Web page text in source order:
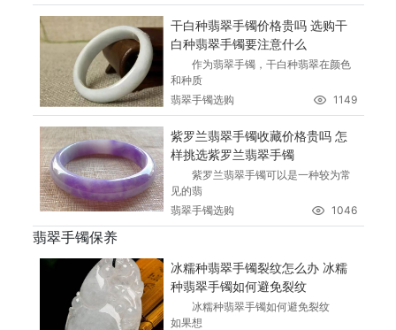
干白种翡翠手镯价格贵吗 选购干
白种翡翠手镯要注意什么
作为翡翠手镯，干白种翡翠在颜色
和种质
翡翠手镯选购
1149
紫罗兰翡翠手镯收藏价格贵吗 怎
样挑选紫罗兰翡翠手镯
紫罗兰翡翠手镯可以是一种较为常
见的翡
翡翠手镯选购
1046
翡翠手镯保养
冰糯种翡翠手镯裂纹怎么办 冰糯
种翡翠手镯如何避免裂纹
冰糯种翡翠手镯如何避免裂纹
如果想